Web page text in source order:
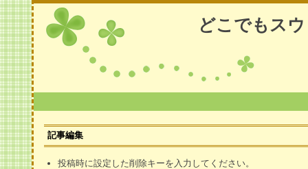
どこでもス
記事編集
投稿時に設定した削除キーを入力してください。